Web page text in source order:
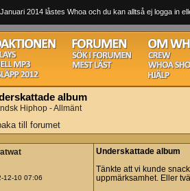
2014 låstes Whoa och du kan alltså ej logga in
album
Hiphop - Allmänt
till forumet
12-10 07:06
Underskattade album
Tänkte att vi kunde
uppmärksamhet. Eller